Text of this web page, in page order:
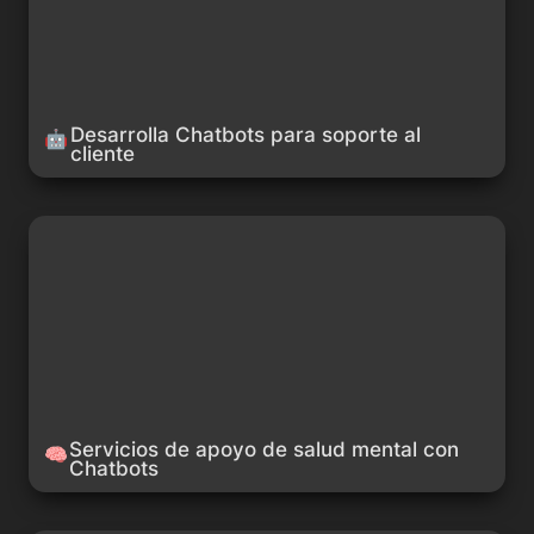
🤖 Desarrolla Chatbots para soporte al
cliente
🧠Servicios de apoyo de salud mental con
Chatbots